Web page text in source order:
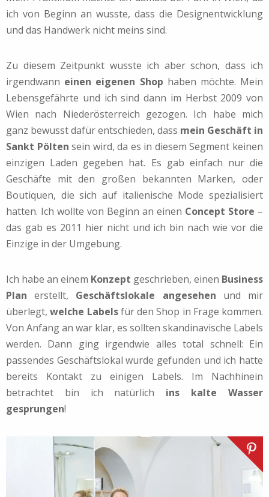
ich von Beginn an wusste, dass die Designentwicklung
und das Handwerk nicht meins sind.
Zu diesem Zeitpunkt wusste ich aber schon, dass ich
irgendwann einen eigenen Shop haben möchte. Mein
Lebensgefährte und ich sind dann im Herbst 2009 von
Wien nach Niederösterreich gezogen. Ich habe mich
ganz bewusst dafür entschieden, dass mein Geschäft in
Sankt Pölten sein wird, da es in diesem Segment keinen
einzigen Laden gegeben hat. Es gab einfach nur die
Geschäfte mit den großen bekannten Marken, oder
Boutiquen, die sich auf italienische Mode spezialisiert
hatten. Ich wollte von Beginn an einen Concept Store –
das gab es 2011 hier nicht und ich bin nach wie vor die
Einzige in der Umgebung.
Ich habe an einem Konzept geschrieben, einen Business
Plan erstellt, Geschäftslokale angesehen und mir
überlegt,welche Labelsfür den Shop in Frage kommen.
Von Anfang an war klar, es sollten skandinavische Labels
werden. Dann ging irgendwie alles total schnell: Ein
passendes Geschäftslokal wurde gefunden und ich hatte
bereits Kontakt zu einigen Labels. Im Nachhinein
betrachtet bin ich natürlich ins kalte Wasser
gesprungen!